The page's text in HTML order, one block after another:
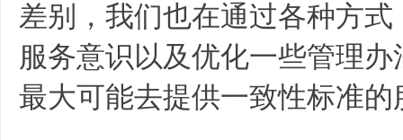
差别，我们也在通过各种方
服务意识以及优化一些管理
最大可能去提供一致性标准的